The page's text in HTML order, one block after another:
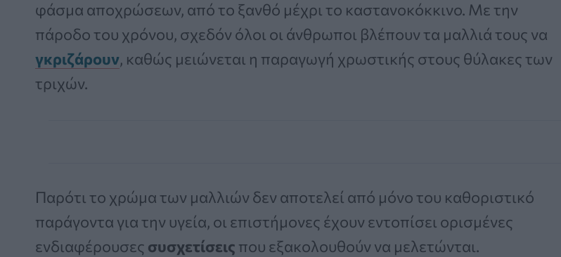
φάσμα αποχρώσεων, από το ξανθό μέχρι το καστανοκόκκινο. Με την
πάροδο του χρόνου, σχεδόν όλοι οι άνθρωποι βλέπουν τα μαλλιά τους να
γκριζάρουν, καθώς μειώνεται η παραγωγή χρωστικής στους θύλακες των
τριχών.
Παρότι το χρώμα των μαλλιών δεν αποτελεί από μόνο του καθοριστικό
παράγοντα για την υγεία, οι επιστήμονες έχουν εντοπίσει ορισμένες
ενδιαφέρουσες συσχετίσεις που εξακολουθούν να μελετώνται.